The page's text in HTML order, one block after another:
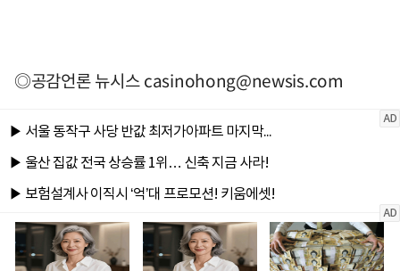
◎공감언론 뉴시스casinohong@newsis.com